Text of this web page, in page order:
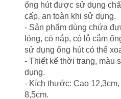
ống hút được sử dụng
cấp, an toàn khi sử dụng.
- Sản phẩm dùng chứa
lỏng, có nắp, có lỗ cắm
sử dụng ống hút có thể
- Thiết kế thời trang, màu
dụng.
- Kích thước: Cao
8,5cm.